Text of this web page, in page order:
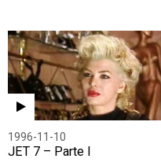
1996-11-10
JET 7 – Parte I